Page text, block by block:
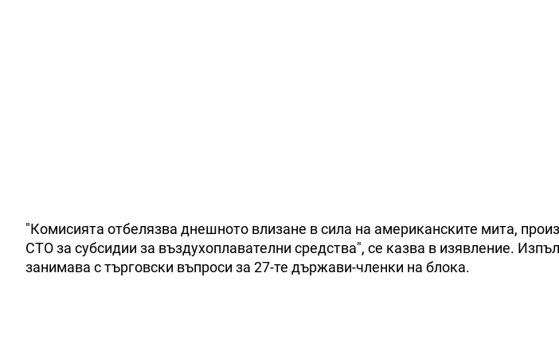
"Комисията отбелязва днешното влизане в сила на американските мита,
СТО за субсидии за въздухоплавателни средства", се казва в изявление.
занимава с търговски въпроси за 27-те държави-членки на блока.